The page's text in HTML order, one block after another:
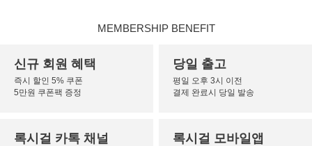
MEMBERSHIP BENEFIT
신규 회원 혜택
즉시 할인 5% 쿠폰
5만원 쿠폰팩 증정
당일 출고
평일 오후 3시 이전
결제 완료시 당일 발송
록시걸 카톡 채널 록시걸 모바일앱